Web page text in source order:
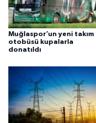
Muğlaspor’un yeni takım
otobüsü kupalarla
donatıldı